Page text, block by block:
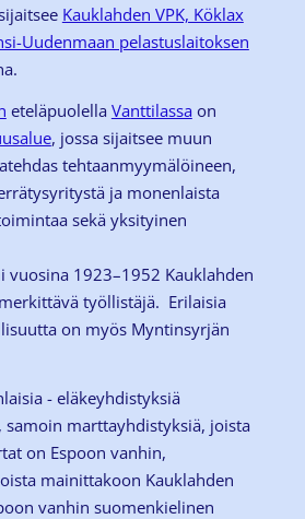
Kauklahden VPK, Köklax
Uudenmaan pelastuslaitoksen
eteläpuolella Vanttilassaon
, jossa sijaitsee muun
tehtaanmyymälöineen,
ja monenlaista
sekä yksityinen
vuosina 1923–1952 Kauklahden
työllistäjä. Erilaisia
on myös Myntinsyrjän
- eläkeyhdistyksiä
marttayhdistyksiä, joista
on Espoon vanhin,
mainittakoon Kauklahden
vanhin suomenkielinen